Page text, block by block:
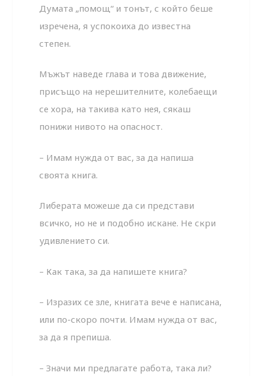
Думата „помощ“ и тонът, с който беше
изречена, я успокоиха до известна
степен.
Мъжът наведе глава и това движение,
присъщо на нерешителните, колебаещи
се хора, на такива като нея, сякаш
понижи нивото на опасност.
– Имам нужда от вас, за да напиша
своята книга.
Либерата можеше да си представи
всичко, но не и подобно искане. Не скри
удивлението си.
– Как така, за да напишете книга?
– Изразих се зле, книгата вече е написана,
или по-скоро почти. Имам нужда от вас,
за да я препиша.
– Значи ми предлагате работа, така ли?